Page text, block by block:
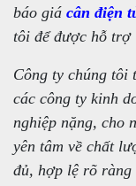
báo giá cân điện
tôi để được hỗ trợ
Công ty chúng tôi
các công ty kinh
nghiệp nặng, cho
yên tâm về chất
đủ, hợp lệ rõ ràng